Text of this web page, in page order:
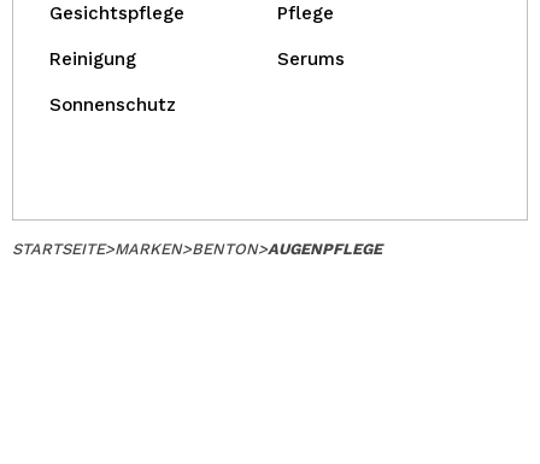
Gesichtspflege Pflege
Reinigung Serums
Sonnenschutz
STARTSEITE>MARKEN>BENTON>AUGENPFLEGE